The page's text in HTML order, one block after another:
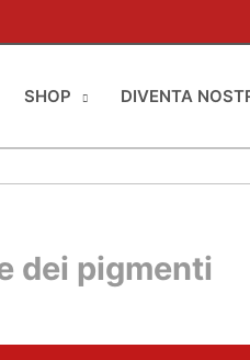
SHOP DIVENTA
dei pigmenti